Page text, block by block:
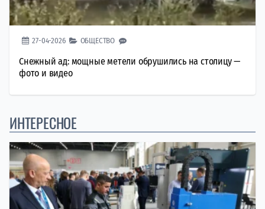
27-04-2026 ОБЩЕСТВО
Снежный ад: мощные метели обрушились на столицу —
фото и видео
ИНТЕРЕСНОЕ